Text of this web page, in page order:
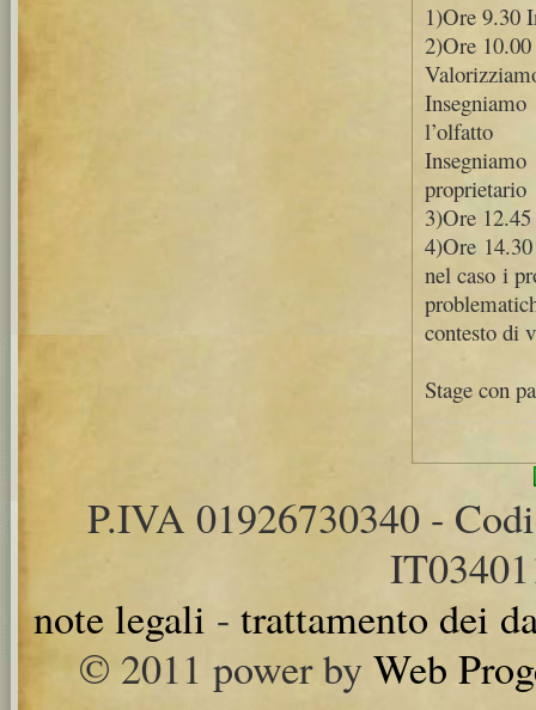
1)Ore 9.30
2)Ore
l’olfatto
proprietario
3)Ore
4)Ore
nel caso i
contesto di
Stage con
P.IVA 01926730340 -
note legali -trattamento dei
© 2011 power byWeb